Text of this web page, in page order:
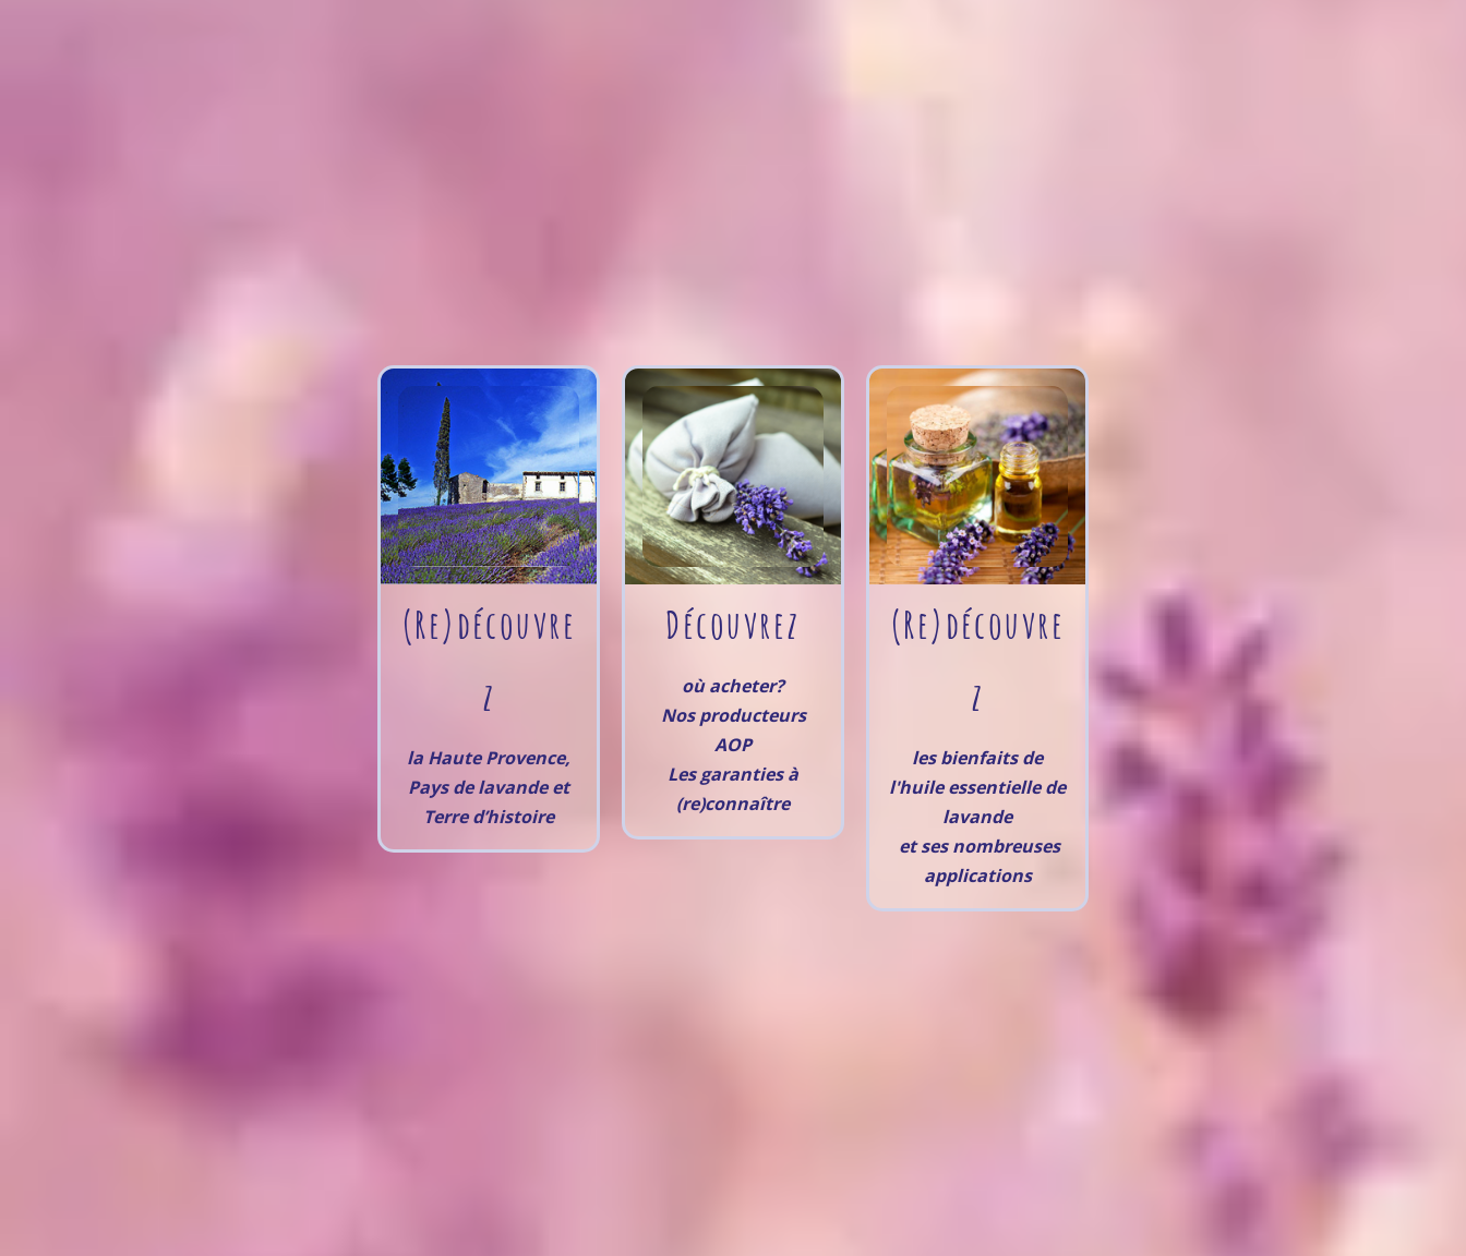
(Re)découvre
z
la Haute Provence,
Pays de lavande et
Terre d’histoire
Découvrez
où acheter?
Nos producteurs
AOP
Les garanties à
(re)connaître
(Re)découvre
z
les bienfaits de
l'huile essentielle de
lavande
et ses nombreuses
applications